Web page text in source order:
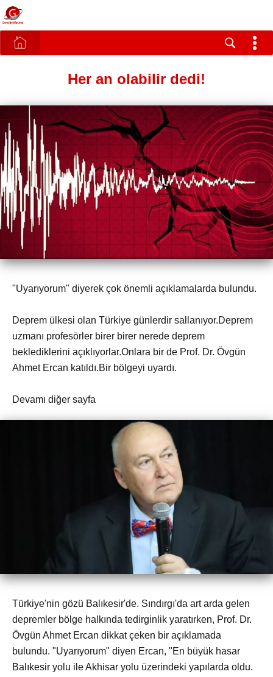
Her an olabilir dedi!
"Uyarıyorum" diyerek çok önemli açıklamalarda bulundu.
Deprem ülkesi olan Türkiye günlerdir sallanıyor.Deprem
uzmanı profesörler birer birer nerede deprem
beklediklerini açıklıyorlar.Onlara bir de Prof. Dr. Övgün
Ahmet Ercan katıldı.Bir bölgeyi uyardı.
Devamı diğer sayfa
Türkiye'nin gözü Balıkesir'de. Sındırgı'da art arda gelen
depremler bölge halkında tedirginlik yaratırken, Prof. Dr.
Övgün Ahmet Ercan dikkat çeken bir açıklamada
bulundu. "Uyarıyorum" diyen Ercan, "En büyük hasar
Balıkesir yolu ile Akhisar yolu üzerindeki yapılarda oldu.